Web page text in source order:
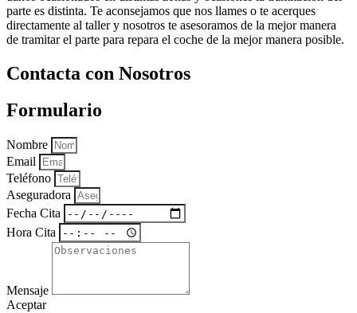
parte es distinta. Te aconsejamos que nos llames o te acerques
directamente al taller y nosotros te asesoramos de la mejor manera
de tramitar el parte para repara el coche de la mejor manera posible.
Contacta con Nosotros
Formulario
Nombre
Email
Teléfono
Aseguradora
Fecha Cita
Hora Cita
Mensaje
Aceptar